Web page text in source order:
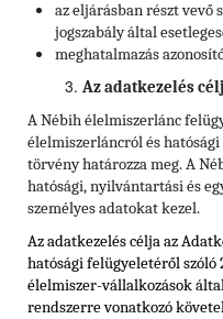
az eljárásban részt vevő
jogszabály által
meghatalmazás
Az adatkezelés
A Nébih élelmiszerlánc
élelmiszerláncról és
törvény határozza meg. A
hatósági, nyilvántartási és
személyes adatokat kezel.
Az adatkezelés célja az
hatósági felügyeletéről szóló
élelmiszer-vállalkozások
rendszerre vonatkozó